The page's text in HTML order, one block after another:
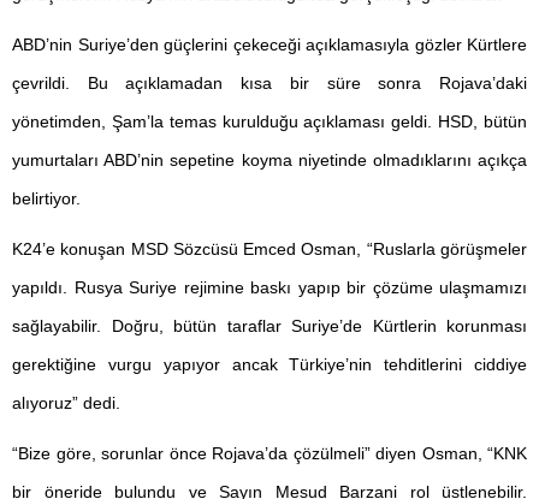
ABD’nin Suriye’den güçlerini çekeceği açıklamasıyla gözler Kürtlere
çevrildi. Bu açıklamadan kısa bir süre sonra Rojava’daki
yönetimden, Şam’la temas kurulduğu açıklaması geldi. HSD, bütün
yumurtaları ABD’nin sepetine koyma niyetinde olmadıklarını açıkça
belirtiyor.
K24’e konuşan MSD Sözcüsü Emced Osman, “Ruslarla görüşmeler
yapıldı. Rusya Suriye rejimine baskı yapıp bir çözüme ulaşmamızı
sağlayabilir. Doğru, bütün taraflar Suriye’de Kürtlerin korunması
gerektiğine vurgu yapıyor ancak Türkiye’nin tehditlerini ciddiye
alıyoruz” dedi.
“Bize göre, sorunlar önce Rojava’da çözülmeli” diyen Osman, “KNK
bir öneride bulundu ve Sayın Mesud Barzani rol üstlenebilir.